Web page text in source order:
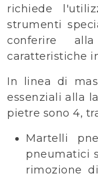
richiede
strumenti
conferire
caratteristiche
In linea di
essenziali alla
pietre sono 4,
Martelli
pneumatici
rimozione